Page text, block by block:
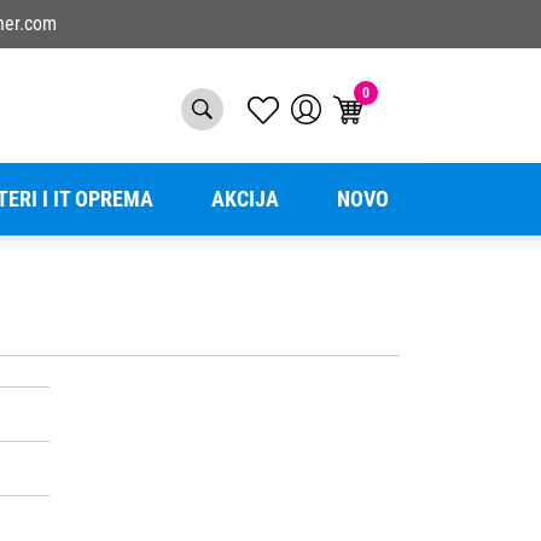
0
I IT OPREMA AKCIJA NOVO